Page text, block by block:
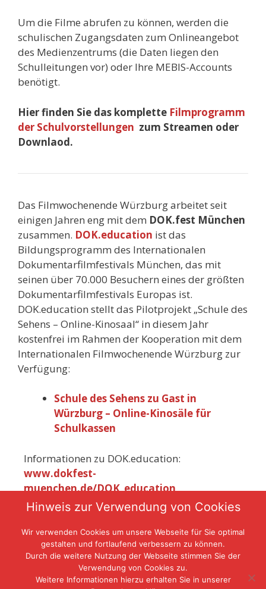
Um die Filme abrufen zu können, werden die
schulischen Zugangsdaten zum Onlineangebot
des Medienzentrums (die Daten liegen den
Schulleitungen vor) oder Ihre MEBIS-Accounts
benötigt.
Hier finden Sie das komplette Filmprogramm
der Schulvorstellungen zum Streamen oder
Downlaod.
Das Filmwochenende Würzburg arbeitet seit
einigen Jahren eng mit dem DOK.fest München
zusammen. DOK.education ist das
Bildungsprogramm des Internationalen
Dokumentarfilmfestivals München, das mit
seinen über 70.000 Besuchern eines der größten
Dokumentarfilmfestivals Europas ist.
DOK.education stellt das Pilotprojekt „Schule des
Sehens – Online-Kinosaal“ in diesem Jahr
kostenfrei im Rahmen der Kooperation mit dem
Internationalen Filmwochenende Würzburg zur
Verfügung:
Schule des Sehens zu Gast in
Würzburg – Online-Kinosäle für
Schulkassen
Informationen zu DOK.education:
www.dokfest-
muenchen.de/DOK_education
Hinweis zur Verwendung von Cookies
Wir verwenden Cookies um unsere Webseite für Sie optimal
gestalten und fortlaufend verbessern zu können.
Durch die weitere Nutzung der Webseite stimmen Sie der
Verwendung von Cookies zu.
Weitere Informationen hierzu erhalten Sie in unserer